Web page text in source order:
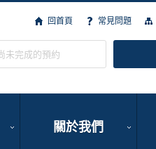
回首頁 常見問題
未完成的預約
關於我們